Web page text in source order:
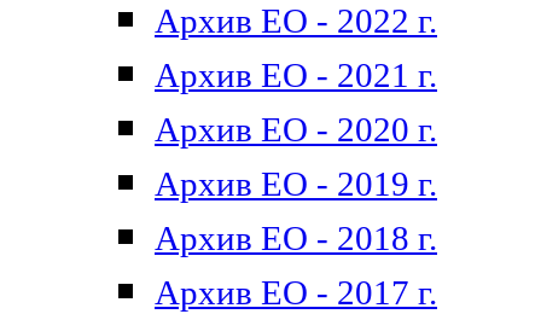
Архив ЕО - 2022 г.
Архив ЕО - 2021 г.
Архив ЕО - 2020 г.
Архив ЕО - 2019 г.
Архив ЕО - 2018 г.
Архив ЕО - 2017 г.